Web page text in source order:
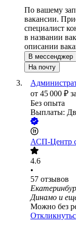
По вашему
вакансии.
специалист
в названии
описании
В мессенджер
На почту
от 45 000 ₽
Без опыта
Выплаты:
АСП-Центр
4.6
•
57 отзывов
Динамо и
Можно без